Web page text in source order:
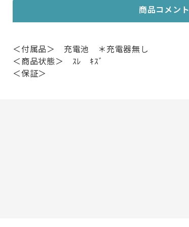
商品コメント
＜付属品＞ 充電池 ＊充電器無し
＜商品状態＞ ｽﾚ ｷｽﾞ
＜保証＞